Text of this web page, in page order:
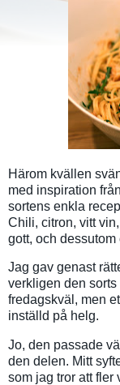
Härom kvällen
med inspiration
sortens enkla
Chili, citron, vitt
gott, och
Jag gav genast
verkligen den
fredagskväl, men
inställd på helg.
Jo, den passade
den delen. Mitt
som jag tror att fler